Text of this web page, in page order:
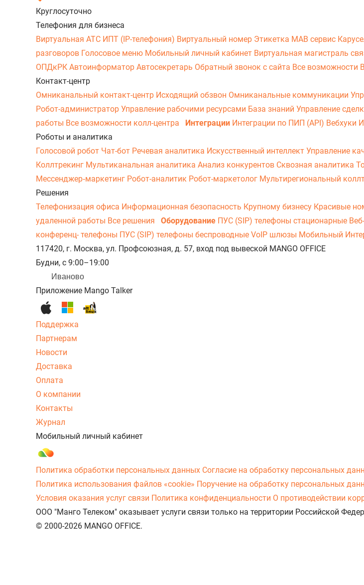
Круглосуточно
Телефония для бизнеса
Виртуальная АТС ИПТ (IP-телефония) Виртуальный номер Этикетка МАВ сервис
разговоров Голосовое меню Мобильный личный кабинет Виртуальная магистраль
ОПДкРК Автоинформатор Автосекретарь Обратный звонок с сайта Все возможности
Контакт-центр
Омниканальный контакт-центр Исходящий обзвон Омниканальные коммуникации
Робот-администратор Управление рабочими ресурсами База знаний Управление
работы Все возможности колл-центра Интеграции Интеграции по ПИП (API) Вебхуки
Роботы и аналитика
Голосовой робот Чат-бот Речевая аналитика Искусственный интеллект Управление
Коллтрекинг Мультиканальная аналитика Анализ конкурентов Сквозная аналитика
Мессенджер‑маркетинг Робот-аналитик Робот-маркетолог Мультирегиональный
Решения
Телефонизация офиса Информационная безопасность Крупному бизнесу Красивые
удаленной работы Все решения Оборудование ПУС (SIP) телефоны стационарные
конференц- телефоны ПУС (SIP) телефоны беспроводные VoIP шлюзы Мобильный
117420, г. Москва, ул. Профсоюзная, д. 57, вход под вывеской MANGO OFFICE
Будни, с 9:00–19:00
Иваново
Приложение Mango Talker
Поддержка
Партнерам
Новости
Доставка
Оплата
О компании
Контакты
Журнал
Мобильный личный кабинет
Политика обработки персональных данных Согласие на обработку персональных
Политика использования файлов «cookie» Поручение на обработку персональных
Условия оказания услуг связи Политика конфиденциальности О противодействии
ООО "Манго Телеком" оказывает услуги связи только на территории Российской
© 2000-2026 MANGO OFFICE.